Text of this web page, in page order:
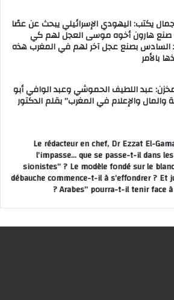
يكتب: اليهودي الإسرائيلي يبحث عن عصًا
هارون أخوه موسى العجل لهم كي
السادس بصنع عجل آخر لهم في المغرب هذه
بالأمر
عبد اللطيف الحموشي وعبد الوافي أبو
والمال والإعلام في المغرب” بقلم الدكتور
Le rédacteur en chef, Dr Ezzat El-
l’impasse… que se passe-t-il dans
sionistes” ? Le modèle fondé sur le
débauche commence-t-il à s’effondrer ? Et
Arabes” pourra-t-il tenir face